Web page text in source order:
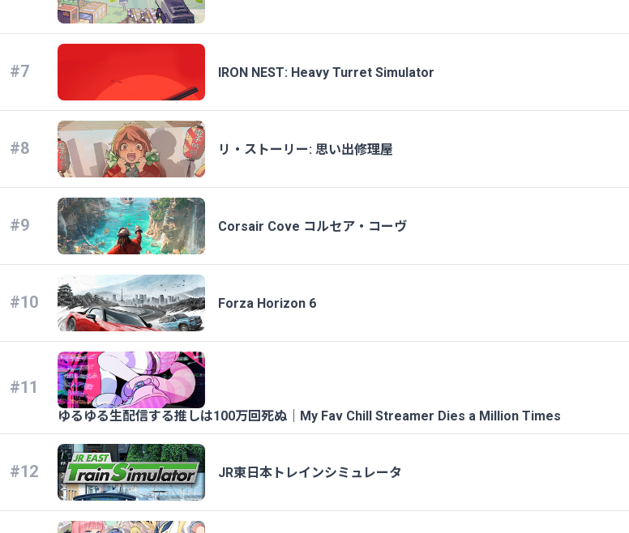
#7 IRON NEST: Heavy Turret Simulator
#8 リ・ストーリー: 思い出修理屋
#9 Corsair Cove コルセア・コーヴ
#10 Forza Horizon 6
#11
ゆるゆる生配信する推しは100万回死ぬ｜My Fav Chill Streamer Dies a Million Times
#12 JR東日本トレインシミュレータ